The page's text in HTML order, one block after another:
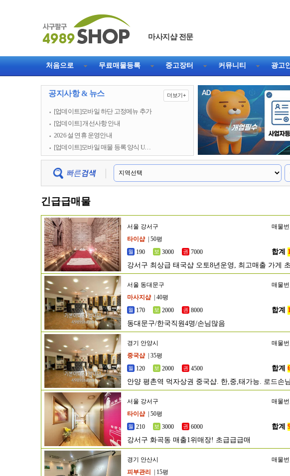
마사지샵 전문
처음으로 무료매물등록 중고장터 커뮤니티 광고
공지사항 & 뉴스 더보기+
[업데이트]모바일 하단 고정메뉴 추가
[업데이트] 개선사항 안내
2026 설 연휴 운영안내
[업데이트]모바일 매물 등록 양식 U…
긴급급매물
서울 강서구
매물번
타이샵
| 50평
190
3000 7000 합계
강서구 최상급 태국샵 오토8년운영, 최고매출 가게
서울 동대문구
매물번
마사지샵
| 40평
170
2000 8000 합계
동대문구/한국직원4명/손님많음
경기 안양시
매물번
중국샵
| 35평
120
2000 4500 합계
안양 평촌역 먹자상권 중국샵. 한,중,태가능. 로드손
서울 강서구
매물번
타이샵
| 50평
210
3000 6000 합계
강서구 화곡동 매출1위매장! 초급급급매
경기 안산시
매물번
피부관리
| 15평